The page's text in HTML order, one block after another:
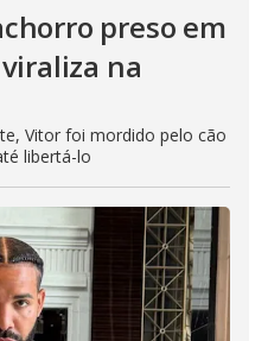
preso em
na
Vitor foi mordido pelo cão
libertá-lo